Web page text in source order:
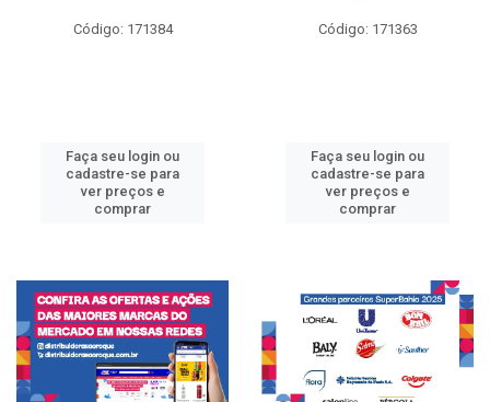
Código: 171384
Faça seu login ou
cadastre-se para
ver preços e
comprar
Código: 171363
Faça seu login ou
cadastre-se para
ver preços e
comprar